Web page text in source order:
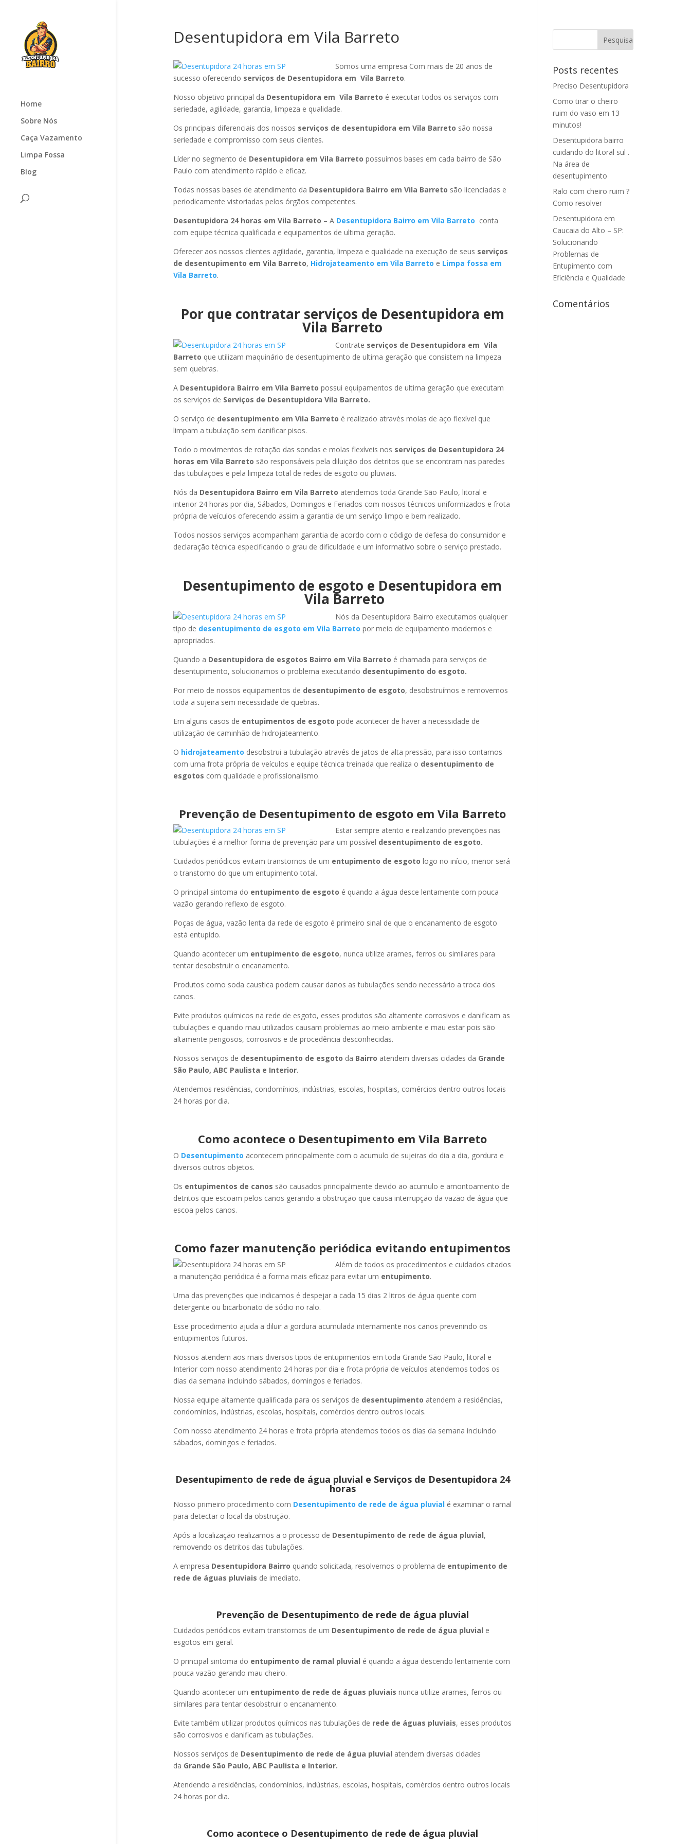
Home
Sobre Nós
Caça Vazamento
Limpa Fossa
Blog
Desentupidora em Vila Barreto
Somos uma empresa Com mais de 20 anos de
sucesso oferecendo serviços de Desentupidora em Vila Barreto.
Nosso objetivo principal da Desentupidora em Vila Barreto é executar todos os serviços com
seriedade, agilidade, garantia, limpeza e qualidade.
Os principais diferenciais dos nossos serviços de desentupidora em Vila Barreto são nossa
seriedade e compromisso com seus clientes.
Líder no segmento de Desentupidora em Vila Barreto possuímos bases em cada bairro de São
Paulo com atendimento rápido e eficaz.
Todas nossas bases de atendimento da Desentupidora Bairro em Vila Barreto são licenciadas e
periodicamente vistoriadas pelos órgãos competentes.
Desentupidora 24 horas em Vila Barreto – A Desentupidora Bairro em Vila Barreto conta
com equipe técnica qualificada e equipamentos de ultima geração.
Oferecer aos nossos clientes agilidade, garantia, limpeza e qualidade na execução de seus serviços
de desentupimento em Vila Barreto, Hidrojateamento em Vila Barreto e Limpa fossa em
Vila Barreto.
Por que contratar serviços de Desentupidora em
Vila Barreto
Contrate serviços de Desentupidora em Vila
Barreto que utilizam maquinário de desentupimento de ultima geração que consistem na limpeza
sem quebras.
A Desentupidora Bairro em Vila Barreto possui equipamentos de ultima geração que executam
os serviços de Serviços de Desentupidora Vila Barreto.
O serviço de desentupimento em Vila Barreto é realizado através molas de aço flexível que
limpam a tubulação sem danificar pisos.
Todo o movimentos de rotação das sondas e molas flexíveis nos serviços de Desentupidora 24
horas em Vila Barreto são responsáveis pela diluição dos detritos que se encontram nas paredes
das tubulações e pela limpeza total de redes de esgoto ou pluviais.
Nós da Desentupidora Bairro em Vila Barreto atendemos toda Grande São Paulo, litoral e
interior 24 horas por dia, Sábados, Domingos e Feriados com nossos técnicos uniformizados e frota
própria de veículos oferecendo assim a garantia de um serviço limpo e bem realizado.
Todos nossos serviços acompanham garantia de acordo com o código de defesa do consumidor e
declaração técnica especificando o grau de dificuldade e um informativo sobre o serviço prestado.
Desentupimento de esgoto e Desentupidora em
Vila Barreto
Nós da Desentupidora Bairro executamos qualquer
tipo de desentupimento de esgoto em Vila Barreto por meio de equipamento modernos e
apropriados.
Quando a Desentupidora de esgotos Bairro em Vila Barreto é chamada para serviços de
desentupimento, solucionamos o problema executando desentupimento do esgoto.
Por meio de nossos equipamentos de desentupimento de esgoto, desobstruímos e removemos
toda a sujeira sem necessidade de quebras.
Em alguns casos de entupimentos de esgoto pode acontecer de haver a necessidade de
utilização de caminhão de hidrojateamento.
O hidrojateamento desobstrui a tubulação através de jatos de alta pressão, para isso contamos
com uma frota própria de veículos e equipe técnica treinada que realiza o desentupimento de
esgotos com qualidade e profissionalismo.
Prevenção de Desentupimento de esgoto em Vila Barreto
Estar sempre atento e realizando prevenções nas
tubulações é a melhor forma de prevenção para um possível desentupimento de esgoto.
Cuidados periódicos evitam transtornos de um entupimento de esgoto logo no início, menor será
o transtorno do que um entupimento total.
O principal sintoma do entupimento de esgoto é quando a água desce lentamente com pouca
vazão gerando reflexo de esgoto.
Poças de água, vazão lenta da rede de esgoto é primeiro sinal de que o encanamento de esgoto
está entupido.
Quando acontecer um entupimento de esgoto, nunca utilize arames, ferros ou similares para
tentar desobstruir o encanamento.
Produtos como soda caustica podem causar danos as tubulações sendo necessário a troca dos
canos.
Evite produtos químicos na rede de esgoto, esses produtos são altamente corrosivos e danificam as
tubulações e quando mau utilizados causam problemas ao meio ambiente e mau estar pois são
altamente perigosos, corrosivos e de procedência desconhecidas.
Nossos serviços de desentupimento de esgoto da Bairro atendem diversas cidades da Grande
São Paulo, ABC Paulista e Interior.
Atendemos residências, condomínios, indústrias, escolas, hospitais, comércios dentro outros locais
24 horas por dia.
Como acontece o Desentupimento em Vila Barreto
O Desentupimento acontecem principalmente com o acumulo de sujeiras do dia a dia, gordura e
diversos outros objetos.
Os entupimentos de canos são causados principalmente devido ao acumulo e amontoamento de
detritos que escoam pelos canos gerando a obstrução que causa interrupção da vazão de água que
escoa pelos canos.
Como fazer manutenção periódica evitando entupimentos
Além de todos os procedimentos e cuidados citados
a manutenção periódica é a forma mais eficaz para evitar um entupimento.
Uma das prevenções que indicamos é despejar a cada 15 dias 2 litros de água quente com
detergente ou bicarbonato de sódio no ralo.
Esse procedimento ajuda a diluir a gordura acumulada internamente nos canos prevenindo os
entupimentos futuros.
Nossos atendem aos mais diversos tipos de entupimentos em toda Grande São Paulo, litoral e
Interior com nosso atendimento 24 horas por dia e frota própria de veículos atendemos todos os
dias da semana incluindo sábados, domingos e feriados.
Nossa equipe altamente qualificada para os serviços de desentupimento atendem a residências,
condomínios, indústrias, escolas, hospitais, comércios dentro outros locais.
Com nosso atendimento 24 horas e frota própria atendemos todos os dias da semana incluindo
sábados, domingos e feriados.
Desentupimento de rede de água pluvial e Serviços de Desentupidora 24
horas
Nosso primeiro procedimento com Desentupimento de rede de água pluvialé examinar o ramal
para detectar o local da obstrução.
Após a localização realizamos a o processo de Desentupimento de rede de água pluvial,
removendo os detritos das tubulações.
A empresa Desentupidora Bairro quando solicitada, resolvemos o problema de entupimento de
rede de águas pluviais de imediato.
Prevenção de Desentupimento de rede de água pluvial
Cuidados periódicos evitam transtornos de um Desentupimento de rede de água pluvial e
esgotos em geral.
O principal sintoma do entupimento de ramal pluvial é quando a água descendo lentamente com
pouca vazão gerando mau cheiro.
Quando acontecer um entupimento de rede de águas pluviais nunca utilize arames, ferros ou
similares para tentar desobstruir o encanamento.
Evite também utilizar produtos químicos nas tubulações de rede de águas pluviais, esses produtos
são corrosivos e danificam as tubulações.
Nossos serviços de Desentupimento de rede de água pluvial atendem diversas cidades
da Grande São Paulo, ABC Paulista e Interior.
Atendendo a residências, condomínios, indústrias, escolas, hospitais, comércios dentro outros locais
24 horas por dia.
Como acontece o Desentupimento de rede de água pluvial
Posts recentes
Preciso Desentupidora
Como tirar o cheiro
ruim do vaso em 13
minutos!
Desentupidora bairro
cuidando do litoral sul .
Na área de
desentupimento
Ralo com cheiro ruim ?
Como resolver
Desentupidora em
Caucaia do Alto – SP:
Solucionando
Problemas de
Entupimento com
Eficiência e Qualidade
Comentários